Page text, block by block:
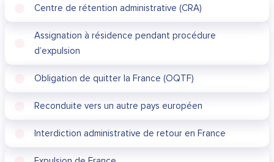
Centre de rétention administrative (CRA)
Assignation à résidence pendant procédure
d’expulsion
Obligation de quitter la France (OQTF)
Reconduite vers un autre pays européen
Interdiction administrative de retour en France